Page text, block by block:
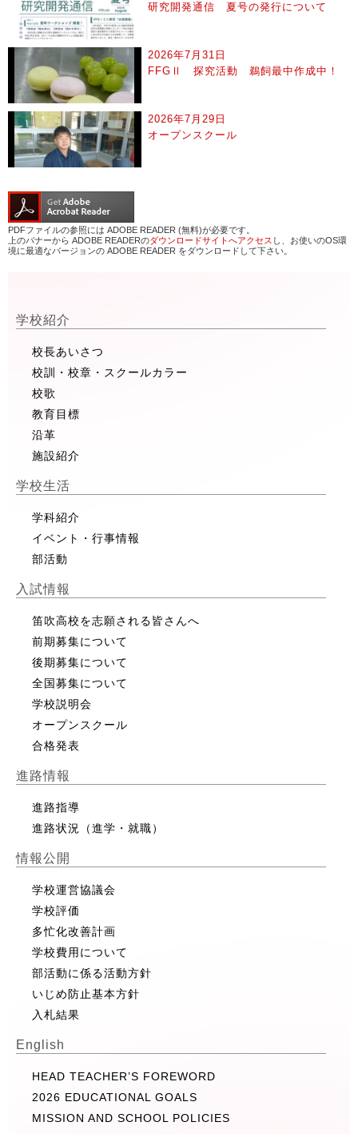
研究開発通信 夏号の発行について
2026年7月31日
FFGⅡ 探究活動 鵜飼最中作成中！
2026年7月29日
オープンスクール
PDFファイルの参照には ADOBE READER (無料)が必要です。
上のバナーから ADOBE READERのダウンロードサイトへアクセス し、お使いのOS環
境に最適なバージョンの ADOBE READER をダウンロードして下さい。
学校紹介
校長あいさつ
校訓・校章・スクールカラー
校歌
教育目標
沿革
施設紹介
学校生活
学科紹介
イベント・行事情報
部活動
入試情報
笛吹高校を志願される皆さんへ
前期募集について
後期募集について
全国募集について
学校説明会
オープンスクール
合格発表
進路情報
進路指導
進路状況（進学・就職）
情報公開
学校運営協議会
学校評価
多忙化改善計画
学校費用について
部活動に係る活動方針
いじめ防止基本方針
入札結果
English
HEAD TEACHER’S FOREWORD
2026 EDUCATIONAL GOALS
MISSION AND SCHOOL POLICIES